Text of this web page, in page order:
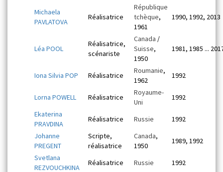
Michaela
PAVLATOVA
Réalisatrice
République
tchèque,
1961
1990, 1992, 2013
Léa POOL
Réalisatrice,
scénariste
Canada /
Suisse,
1950
1981, 1985 ...
Iona Silvia POP Réalisatrice
Roumanie,
1962
1992
Lorna POWELL Réalisatrice
Royaume-
Uni
1992
Ekaterina
PRAVDINA
Réalisatrice Russie
1992
Johanne
PREGENT
Scripte,
réalisatrice
Canada,
1950
1989, 1992
Svetlana
REZVOUCHKINA
Réalisatrice Russie 1992